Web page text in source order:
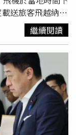
1983年對外公
稱定為黃岩島。
圍已由一系列國
也曾多次公開承
中國提出異
卻顛倒黑白、出
列國際法原則和
劃定並公佈黃岩島
明和海圖，建立
家級自然保護區
送旅客飛越納斯
，並於下午1時
包括7名義大利
分別為奎利亞爾
Del
由於飛機失事時
與鑑識工作仍持
中的飛機殘骸旁展
是聯合國教科文組
名遊客搭乘觀
繼續閱讀